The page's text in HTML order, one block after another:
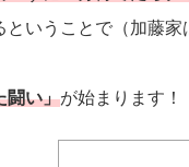
いうことで（加藤
闘い」が始まります！